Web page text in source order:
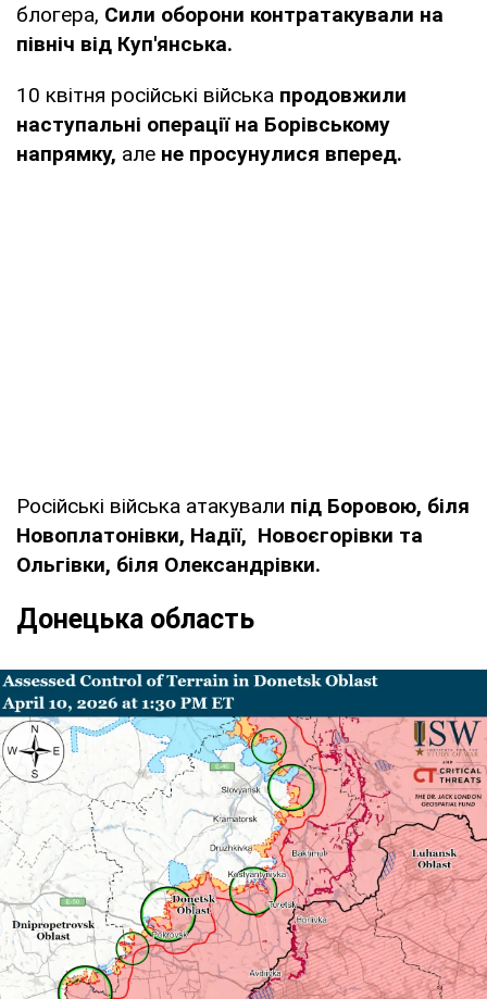
блогера, Сили оборони контратакували на
північ від Куп'янська.
10 квітня російські війська продовжили
наступальні операції на Борівському
напрямку, але не просунулися вперед.
Російські війська атакували під Боровою, біля
Новоплатонівки, Надії, Новоєгорівки та
Ольгівки, біля Олександрівки.
Донецька область